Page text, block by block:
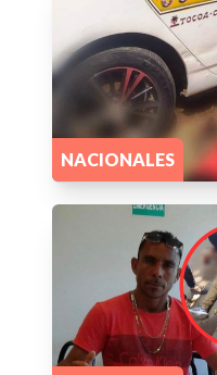
NACIONALES